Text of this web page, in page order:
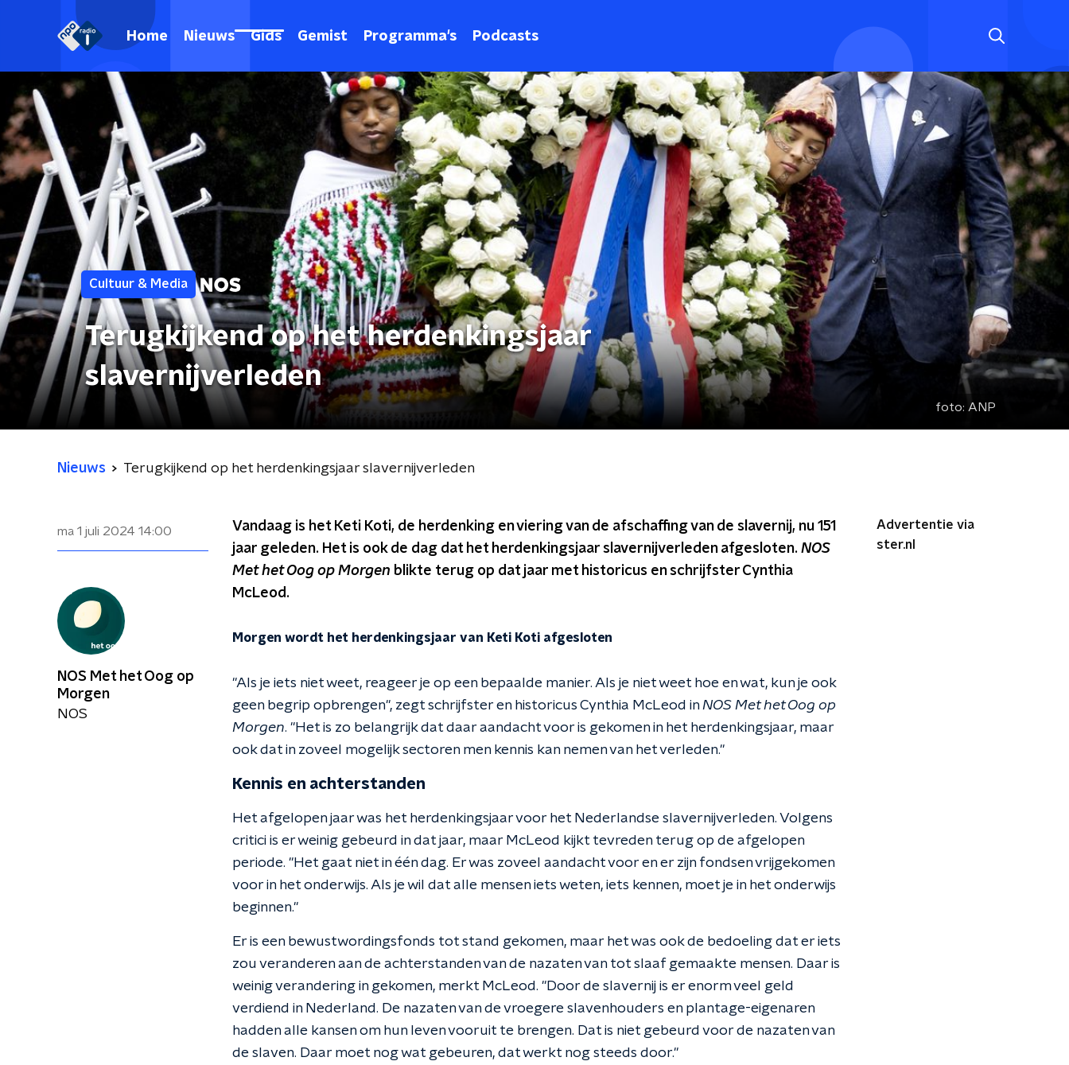
Home Nieuws Gids Gemist Programma's Podcasts
Cultuur & Media
Terugkijkend op het herdenkingsjaar
slavernijverleden
foto: ANP
Nieuws Terugkijkend op het herdenkingsjaar slavernijverleden
ma 1 juli 2024 14:00
Vandaag is het Keti Koti, de herdenking en viering van de afschaffing van de slavernij, nu 151
jaar geleden. Het is ook de dag dat het herdenkingsjaar slavernijverleden afgesloten. NOS
Met het Oog op Morgen blikte terug op dat jaar met historicus en schrijfster Cynthia
McLeod.
Morgen wordt het herdenkingsjaar van Keti Koti afgesloten
"Als je iets niet weet, reageer je op een bepaalde manier. Als je niet weet hoe en wat, kun je ook
geen begrip opbrengen", zegt schrijfster en historicus Cynthia McLeod inNOS Met het Oog op
Morgen. "Het is zo belangrijk dat daar aandacht voor is gekomen in het herdenkingsjaar, maar
ook dat in zoveel mogelijk sectoren men kennis kan nemen van het verleden."
Kennis en achterstanden
Het afgelopen jaar was het herdenkingsjaar voor het Nederlandse slavernijverleden. Volgens
critici is er weinig gebeurd in dat jaar, maar McLeod kijkt tevreden terug op de afgelopen
periode. "Het gaat niet in één dag. Er was zoveel aandacht voor en er zijn fondsen vrijgekomen
voor in het onderwijs. Als je wil dat alle mensen iets weten, iets kennen, moet je in het onderwijs
beginnen."
Er is een bewustwordingsfonds tot stand gekomen, maar het was ook de bedoeling dat er iets
zou veranderen aan de achterstanden van de nazaten van tot slaaf gemaakte mensen. Daar is
weinig verandering in gekomen, merkt McLeod. "Door de slavernij is er enorm veel geld
verdiend in Nederland. De nazaten van de vroegere slavenhouders en plantage-eigenaren
hadden alle kansen om hun leven vooruit te brengen. Dat is niet gebeurd voor de nazaten van
de slaven. Daar moet nog wat gebeuren, dat werkt nog steeds door."
Advertentie via
ster.nl
NOS Met het Oog op
Morgen
NOS